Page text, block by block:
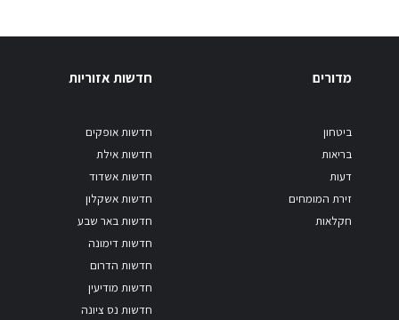
מדורים
ביטחון
בריאות
דעות
זירת המומחים
חקלאות
חדשות אזוריות
חדשות אופקים
חדשות אילת
חדשות אשדוד
חדשות אשקלון
חדשות באר שבע
חדשות דימונה
חדשות הדרום
חדשות מודיעין
חדשות נס ציונה